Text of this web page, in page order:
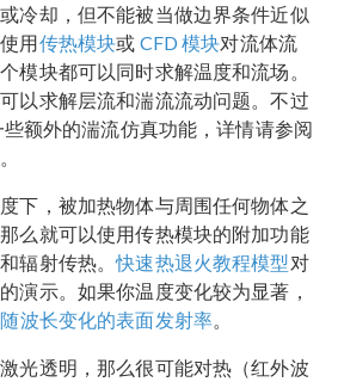
冷却，但不能被当做边界条件近似
用传热模块或 CFD 模块对流体流
模块都可以同时求解温度和流场。
以求解层流和湍流流动问题。不过
额外的湍流仿真功能，详情请参阅
下，被加热物体与周围任何物体之
么就可以使用传热模块的附加功能
辐射传热。快速热退火教程模型对
演示。如果你温度变化较为显著，
随波长变化的表面发射率
光透明，那么很可能对热（红外波